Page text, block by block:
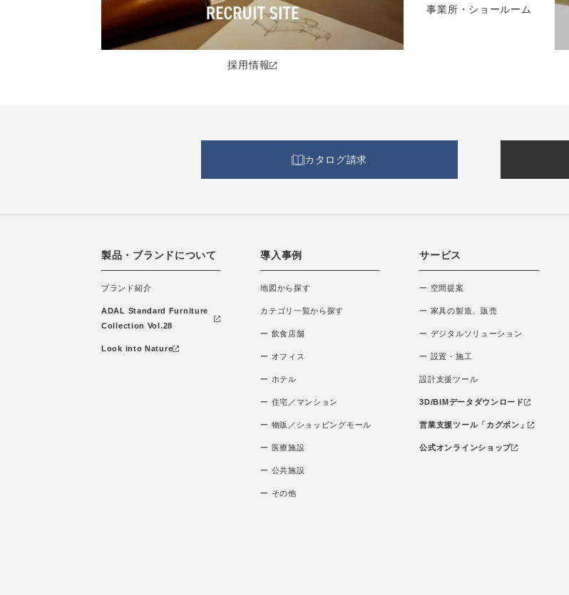
採用情報
事業所・ショールーム
カタログ請求
製品・ブランドについて
ブランド紹介
ADAL Standard Furniture
Collection Vol.28
Look into Nature
導入事例
地図から探す
カテゴリ一覧から探す
ー 飲食店舗
ー オフィス
ー ホテル
ー 住宅／マンション
ー 物販／ショッピングモール
ー 医療施設
ー 公共施設
ー その他
サービス
ー 空間提案
ー 家具の製造、販売
ー デジタルソリューション
ー 設置・施工
設計支援ツール
3D/BIMデータダウンロード
営業支援ツール「カグポン」
公式オンラインショップ